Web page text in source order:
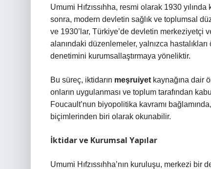
Umumi Hıfzıssıhha, resmi olarak 1930
sonra, modern devletin sağlık ve toplumsal
ve 1930’lar, Türkiye’de devletin merkeziyetçi
alanındaki düzenlemeler, yalnızca
denetimini kurumsallaştırmaya yöneliktir.
Bu süreç, iktidarın meşruiyet kaynağına dair
onların uygulanması ve toplum tarafından
Foucault’nun biyopolitika kavramı
biçimlerinden biri olarak okunabilir.
İktidar ve Kurumsal Yapılar
Umumi Hıfzıssıhha’nın kuruluşu, merkezi bir